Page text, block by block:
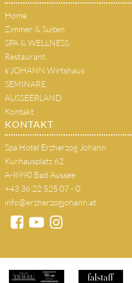
Home
Zimmer & Suiten
SPA & WELLNESS
Restaurant
s'JOHANN Wirtshaus
SEMINARE
AUSSEERLAND
Kontakt
KONTAKT
Spa Hotel Erzherzog Johann
Kurhausplatz 62
A-8990 Bad Aussee
+43 36 22 525 07 - 0
info@erzherzogjohann.at